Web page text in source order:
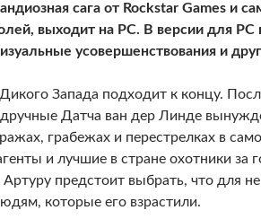
сага от Rockstar Games и
выходит на PC. В версии для
усовершенствования и
Запада подходит к концу.
Датча ван дер Линде
грабежах и перестрелках в
и лучшие в стране охотники за
предстоит выбрать, что для
которые его взрастили.